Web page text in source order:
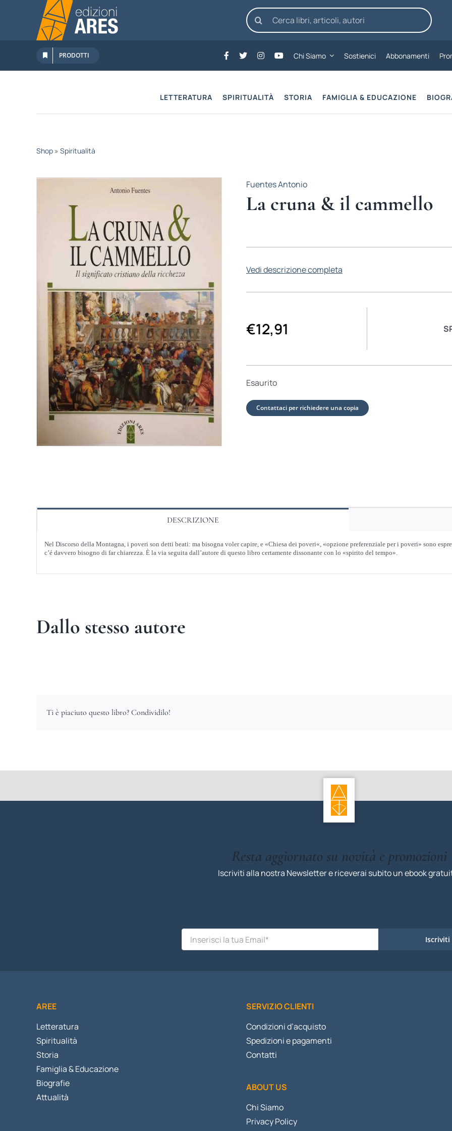
contenuto
Cerca
per:
PRODOTTI Chi Siamo Sostienici Abbonamenti
LETTERATURA SPIRITUALITÀ STORIA FAMIGLIA & EDUCAZIONE
Shop» Spiritualità
Fuentes Antonio
La cruna & il cammello
Vedi descrizione completa
€12,91
Esaurito
Contattaci per richiedere una copia
DESCRIZIONE
Nel Discorso della Montagna, i poveri son detti beati: ma bisogna voler capire, e «Chiesa dei poveri«, «opzione preferenziale per i poveri» sono
c’é davvero bisogno di far chiarezza. È la via seguita dall’autore di questo libro certamente dissonante con lo «spirito del tempo».
Dallo stesso autore
Ti è piaciuto questo libro? Condividilo!
Resta aggiornato su novità e promozioni
Iscriviti alla nostra Newsletter e riceverai subito un ebook
Iscriviti
AREE
Letteratura
Spiritualità
Storia
Famiglia & Educazione
Biografie
Attualità
SERVIZIO CLIENTI
Condizioni d’acquisto
Spedizioni e pagamenti
Contatti
ABOUT US
Chi Siamo
Privacy Policy